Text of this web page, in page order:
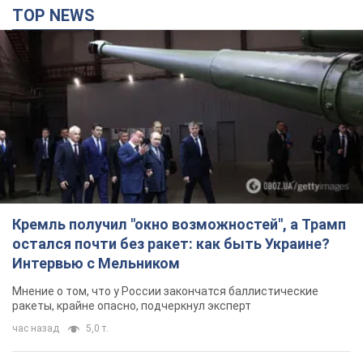
TOP NEWS
Кремль получил "окно возможностей", а Трамп
остался почти без ракет: как быть Украине?
Интервью с Мельником
Мнение о том, что у России закончатся баллистические
ракеты, крайне опасно, подчеркнул эксперт
час назад 5,0 т.